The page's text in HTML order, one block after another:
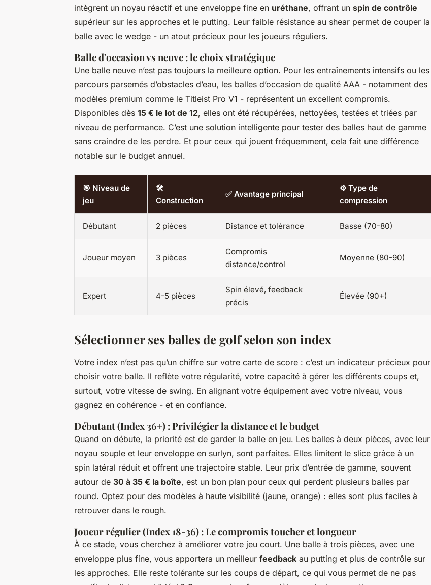
intègrent un noyau réactif et une enveloppe fine en uréthane, offrant un spin de contrôle
supérieur sur les approches et le putting. Leur faible résistance au shear permet de couper la
balle avec le wedge - un atout précieux pour les joueurs réguliers.
Balle d'occasion vs neuve : le choix stratégique
Une balle neuve n’est pas toujours la meilleure option. Pour les entraînements intensifs ou les
parcours parsemés d’obstacles d’eau, les balles d’occasion de qualité AAA - notamment des
modèles premium comme le Titleist Pro V1 - représentent un excellent compromis.
Disponibles dès 15 € le lot de 12, elles ont été récupérées, nettoyées, testées et triées par
niveau de performance. C’est une solution intelligente pour tester des balles haut de gamme
sans craindre de les perdre. Et pour ceux qui jouent fréquemment, cela fait une différence
notable sur le budget annuel.
🎯 Niveau de
jeu
🛠️
Construction
✅ Avantage principal
⚙️ Type de
compression
Débutant 2 pièces Distance et tolérance Basse (70-80)
Joueur moyen 3 pièces
Compromis
distance/control
Moyenne (80-90)
Expert 4-5 pièces
Spin élevé, feedback
précis
Élevée (90+)
Sélectionner ses balles de golf selon son index
Votre index n’est pas qu’un chiffre sur votre carte de score : c’est un indicateur précieux pour
choisir votre balle. Il reflète votre régularité, votre capacité à gérer les différents coups et,
surtout, votre vitesse de swing. En alignant votre équipement avec votre niveau, vous
gagnez en cohérence - et en confiance.
Débutant (Index 36+) : Privilégier la distance et le budget
Quand on débute, la priorité est de garder la balle en jeu. Les balles à deux pièces, avec leur
noyau souple et leur enveloppe en surlyn, sont parfaites. Elles limitent le slice grâce à un
spin latéral réduit et offrent une trajectoire stable. Leur prix d’entrée de gamme, souvent
autour de 30 à 35 € la boîte, est un bon plan pour ceux qui perdent plusieurs balles par
round. Optez pour des modèles à haute visibilité (jaune, orange) : elles sont plus faciles à
retrouver dans le rough.
Joueur régulier (Index 18-36) : Le compromis toucher et longueur
À ce stade, vous cherchez à améliorer votre jeu court. Une balle à trois pièces, avec une
enveloppe plus fine, vous apportera un meilleur feedback au putting et plus de contrôle sur
les approches. Elle reste tolérante sur les coups de départ, ce qui vous permet de ne pas